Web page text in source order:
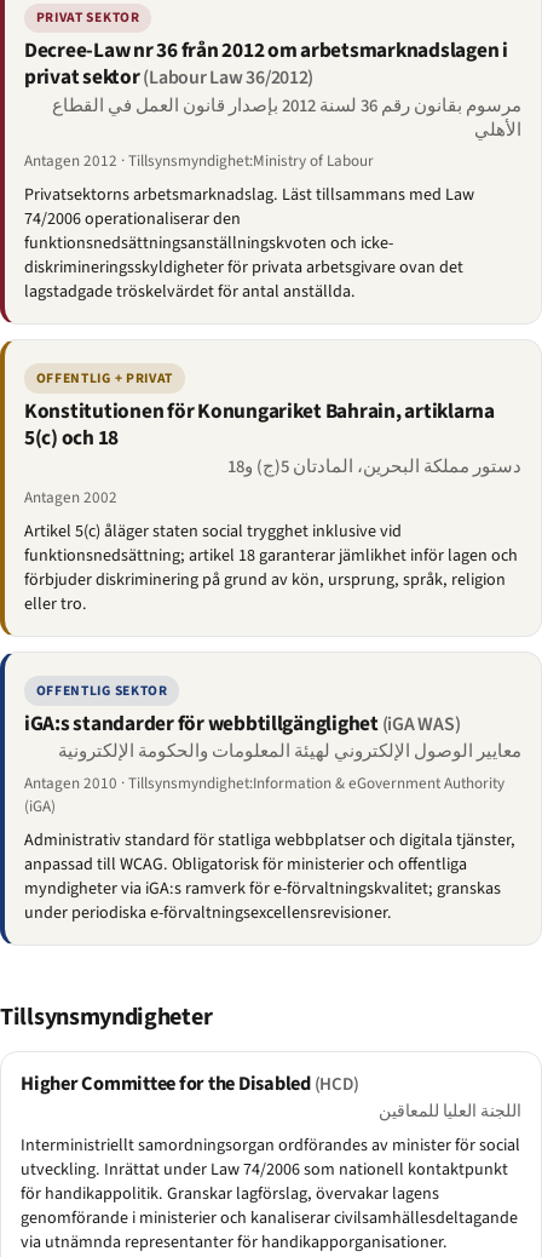
PRIVAT SEKTOR
Decree-Law nr 36 från 2012 om arbetsmarknadslagen i
privat sektor(Labour Law 36/2012)
مرسوم بقانون رقم 36 لسنة 2012 بإصدار قانون العمل في القطاع
الأهلي
Antagen 2012 · Tillsynsmyndighet:Ministry of Labour
Privatsektorns arbetsmarknadslag. Läst tillsammans med Law
74/2006 operationaliserar den
funktionsnedsättningsanställningskvoten och icke-
diskrimineringsskyldigheter för privata arbetsgivare ovan det
lagstadgade tröskelvärdet för antal anställda.
OFFENTLIG + PRIVAT
Konstitutionen för Konungariket Bahrain, artiklarna
5(c) och 18
دستور مملكة البحرين، المادتان 5(ج) و18
Antagen 2002
Artikel 5(c) åläger staten social trygghet inklusive vid
funktionsnedsättning; artikel 18 garanterar jämlikhet inför lagen och
förbjuder diskriminering på grund av kön, ursprung, språk, religion
eller tro.
OFFENTLIG SEKTOR
iGA:s standarder för webbtillgänglighet(iGA WAS)
معايير الوصول الإلكتروني لهيئة المعلومات والحكومة الإلكترونية
Antagen 2010 · Tillsynsmyndighet:Information & eGovernment Authority
(iGA)
Administrativ standard för statliga webbplatser och digitala tjänster,
anpassad till WCAG. Obligatorisk för ministerier och offentliga
myndigheter via iGA:s ramverk för e-förvaltningskvalitet; granskas
under periodiska e-förvaltningsexcellensrevisioner.
Tillsynsmyndigheter
Higher Committee for the Disabled(HCD)
اللجنة العليا للمعاقين
Interministriellt samordningsorgan ordförandes av minister för social
utveckling. Inrättat under Law 74/2006 som nationell kontaktpunkt
för handikappolitik. Granskar lagförslag, övervakar lagens
genomförande i ministerier och kanaliserar civilsamhällesdeltagande
via utnämnda representanter för handikapporganisationer.